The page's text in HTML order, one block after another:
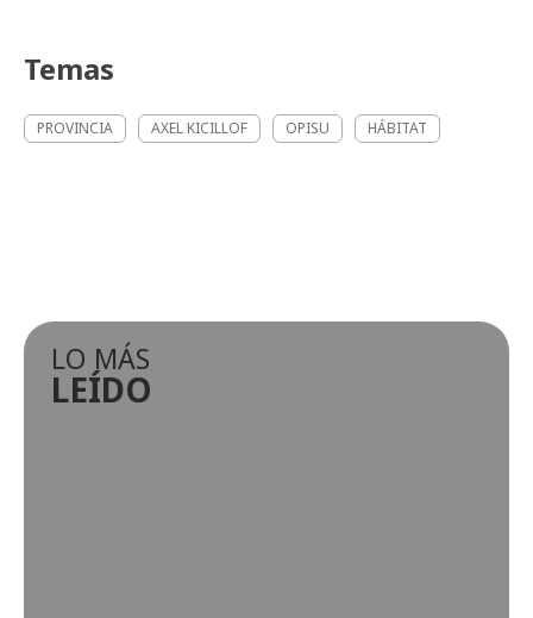
Temas
PROVINCIA AXEL KICILLOF OPISU HÁBITAT
LO MÁS
LEÍDO